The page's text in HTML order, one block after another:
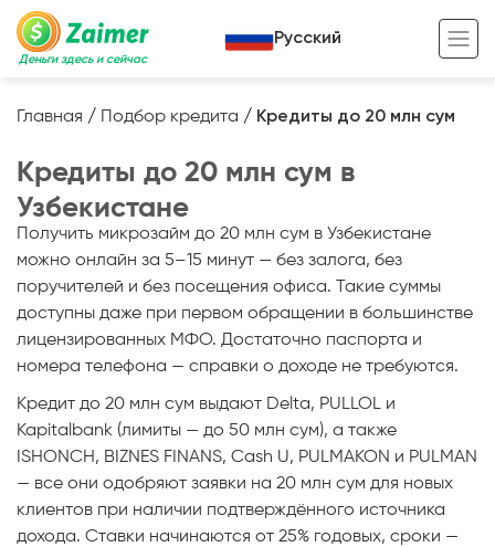
Деньги здесь и сейчас
Кредит под залог авто
Кредит под залог недвижимости
Кредит под залог спецтехники
Кредит онлайн
Кредит для предпринимателей
Кредит для самозанятых
Жизненный цикл вашего кредита
Полезные статьи
Кредитный калькулятор
Русский
Главная / Подбор кредита / Кредиты до 20 млн сум
Кредиты до 20 млн сум в
Узбекистане
Получить микрозайм до 20 млн сум в Узбекистане
можно онлайн за 5–15 минут — без залога, без
поручителей и без посещения офиса. Такие суммы
доступны даже при первом обращении в большинстве
лицензированных МФО. Достаточно паспорта и
номера телефона — справки о доходе не требуются.
Кредит до 20 млн сум выдают Delta, PULLOL и
Kapitalbank (лимиты — до 50 млн сум), а также
ISHONCH, BIZNES FINANS, Cash U, PULMAKON и PULMAN
— все они одобряют заявки на 20 млн сум для новых
клиентов при наличии подтверждённого источника
дохода. Ставки начинаются от 25% годовых, сроки —